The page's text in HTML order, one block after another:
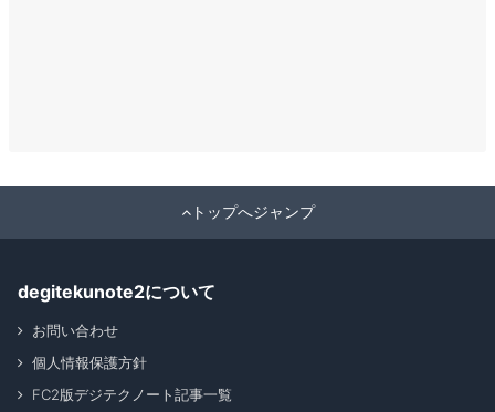
トップへジャンプ
degitekunote2について
お問い合わせ
個人情報保護方針
FC2版デジテクノート記事一覧